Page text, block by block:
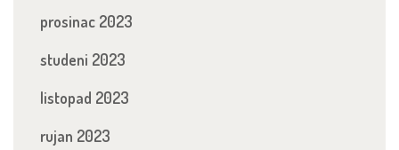
prosinac 2023
studeni 2023
listopad 2023
rujan 2023